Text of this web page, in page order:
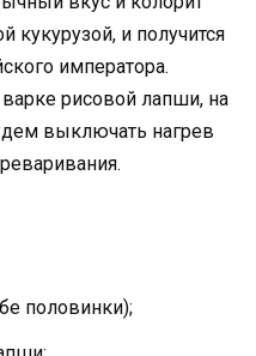
и получится
императора.
рисовой лапши, на
выключать нагрев
половинки);